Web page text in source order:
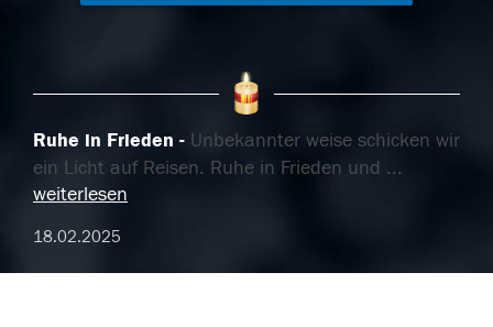
Ruhe in Frieden
Unbekannter weise schicken wir
ein Licht auf Reisen. Ruhe in Frieden und ...
weiterlesen
18.02.2025